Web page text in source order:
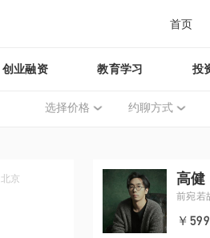
首页
创业融资 教育学习 投
选择价格 约聊方式
北京
高健
前宛若
￥599